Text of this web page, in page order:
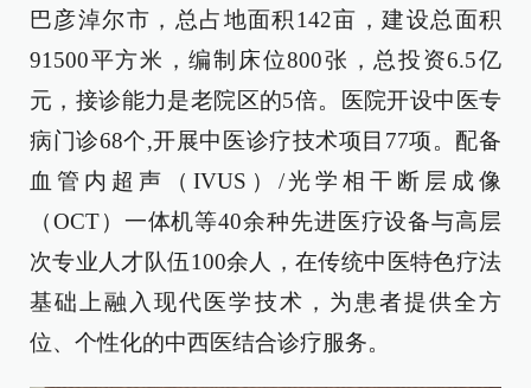
巴彦淖尔市，总占地面积142亩，建设总面积
91500平方米，编制床位800张，总投资6.5亿
元，接诊能力是老院区的5倍。医院开设中医专
病门诊68个,开展中医诊疗技术项目77项。配备
血管内超声（IVUS）/光学相干断层成像
（OCT）一体机等40余种先进医疗设备与高层
次专业人才队伍100余人，在传统中医特色疗法
基础上融入现代医学技术，为患者提供全方
位、个性化的中西医结合诊疗服务。